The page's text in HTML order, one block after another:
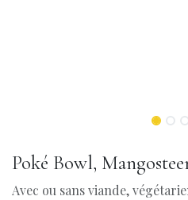
Poké Bowl,
Avec ou sans viande,